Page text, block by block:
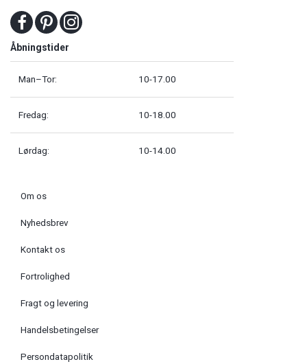
Åbningstider
Man–Tor: 10-17.00
Fredag: 10-18.00
Lørdag: 10-14.00
Om os
Nyhedsbrev
Kontakt os
Fortrolighed
Fragt og levering
Handelsbetingelser
Persondatapolitik